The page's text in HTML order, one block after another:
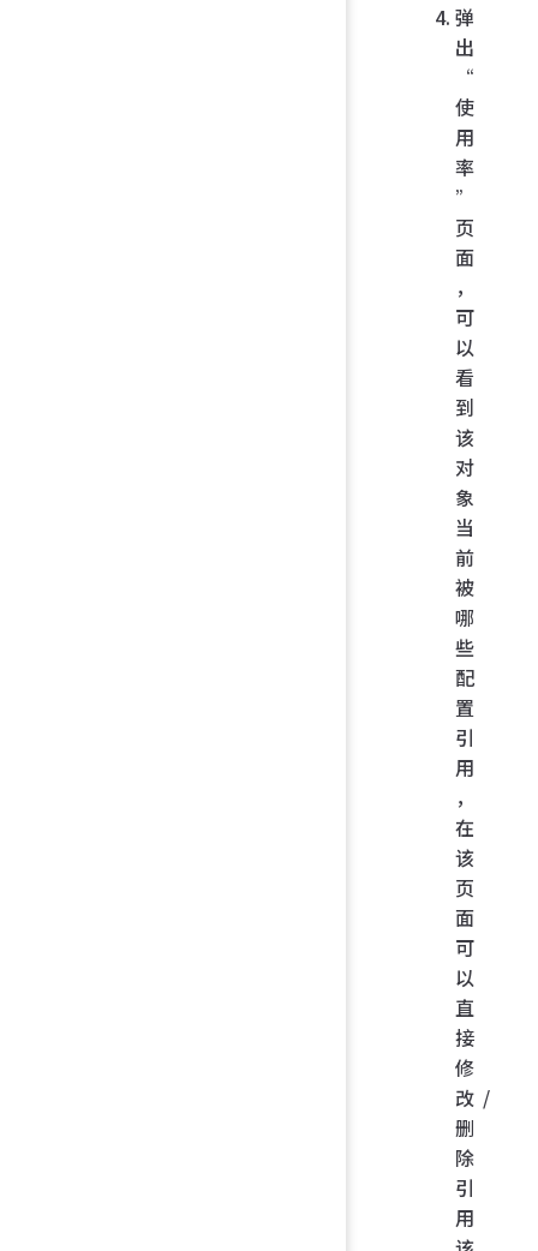
弹
出
“
使
用
率
”
页
面
，
可
以
看
到
该
对
象
当
前
被
哪
些
配
置
引
用
，
在
该
页
面
可
以
直
接
修
改/
删
除
引
用